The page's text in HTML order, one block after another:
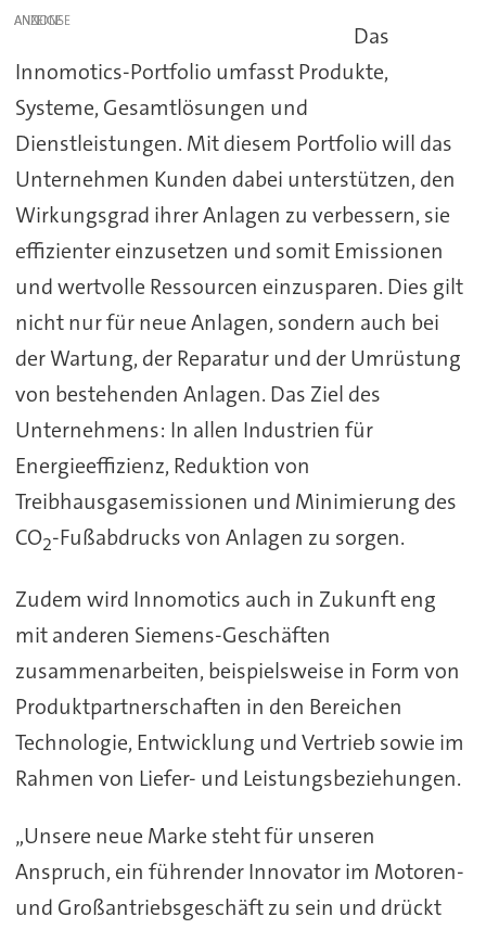
ANZEIGE
Das
Innomotics-Portfolio umfasst Produkte,
Systeme, Gesamtlösungen und
Dienstleistungen. Mit diesem Portfolio will das
Unternehmen Kunden dabei unterstützen, den
Wirkungsgrad ihrer Anlagen zu verbessern, sie
effizienter einzusetzen und somit Emissionen
und wertvolle Ressourcen einzusparen. Dies gilt
nicht nur für neue Anlagen, sondern auch bei
der Wartung, der Reparatur und der Umrüstung
von bestehenden Anlagen. Das Ziel des
Unternehmens: In allen Industrien für
Energieeffizienz, Reduktion von
Treibhausgasemissionen und Minimierung des
CO2-Fußabdrucks von Anlagen zu sorgen.
Zudem wird Innomotics auch in Zukunft eng
mit anderen Siemens-Geschäften
zusammenarbeiten, beispielsweise in Form von
Produktpartnerschaften in den Bereichen
Technologie, Entwicklung und Vertrieb sowie im
Rahmen von Liefer- und Leistungsbeziehungen.
„Unsere neue Marke steht für unseren
Anspruch, ein führender Innovator im Motoren-
und Großantriebsgeschäft zu sein und drückt